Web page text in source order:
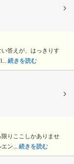
答えが、はっきりす
続きを読む
りここしかありませ
ン... 続きを読む